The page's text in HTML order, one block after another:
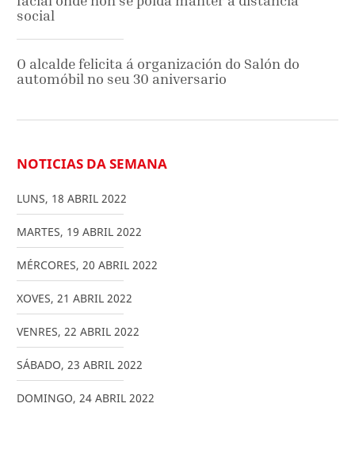
social
O alcalde felicita á organización do Salón do
automóbil no seu 30 aniversario
NOTICIAS DA SEMANA
LUNS, 18 ABRIL 2022
MARTES, 19 ABRIL 2022
MÉRCORES, 20 ABRIL 2022
XOVES, 21 ABRIL 2022
VENRES, 22 ABRIL 2022
SÁBADO, 23 ABRIL 2022
DOMINGO, 24 ABRIL 2022